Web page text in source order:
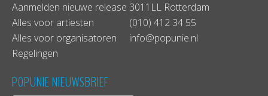
Aanmelden nieuwe release
Alles voor artiesten
Alles voor organisatoren
Regelingen
3011LL Rotterdam
(010) 412 34 55
info@popunie.nl
POPUNIE NIEUWSBRIEF